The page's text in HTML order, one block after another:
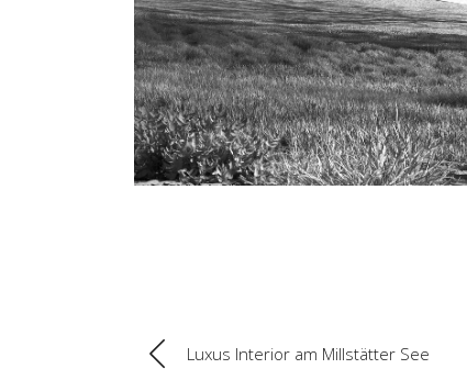
Luxus Interior am Millstätter See